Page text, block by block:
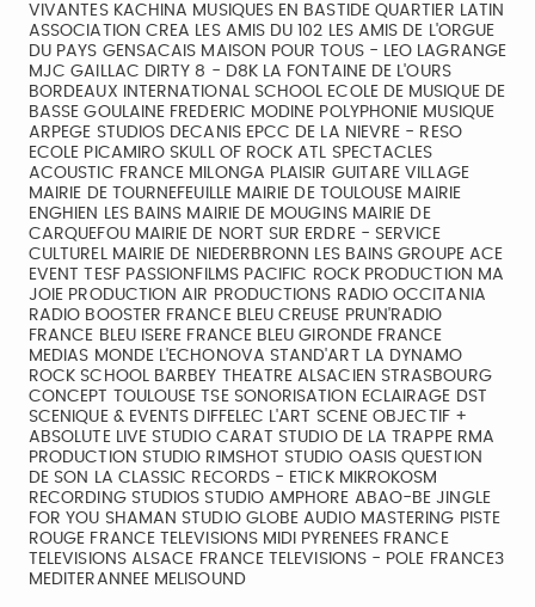
VIVANTES KACHINA MUSIQUES EN BASTIDE QUARTIER LATIN
ASSOCIATION CREA LES AMIS DU 102 LES AMIS DE L'ORGUE
DU PAYS GENSACAIS MAISON POUR TOUS - LEO LAGRANGE
MJC GAILLAC DIRTY 8 - D8K LA FONTAINE DE L'OURS
BORDEAUX INTERNATIONAL SCHOOL ECOLE DE MUSIQUE DE
BASSE GOULAINE FREDERIC MODINE POLYPHONIE MUSIQUE
ARPEGE STUDIOS DECANIS EPCC DE LA NIEVRE - RESO
ECOLE PICAMIRO SKULL OF ROCK ATL SPECTACLES
ACOUSTIC FRANCE MILONGA PLAISIR GUITARE VILLAGE
MAIRIE DE TOURNEFEUILLE MAIRIE DE TOULOUSE MAIRIE
ENGHIEN LES BAINS MAIRIE DE MOUGINS MAIRIE DE
CARQUEFOU MAIRIE DE NORT SUR ERDRE - SERVICE
CULTUREL MAIRIE DE NIEDERBRONN LES BAINS GROUPE ACE
EVENT TESF PASSIONFILMS PACIFIC ROCK PRODUCTION MA
JOIE PRODUCTION AIR PRODUCTIONS RADIO OCCITANIA
RADIO BOOSTER FRANCE BLEU CREUSE PRUN'RADIO
FRANCE BLEU ISERE FRANCE BLEU GIRONDE FRANCE
MEDIAS MONDE L'ECHONOVA STAND'ART LA DYNAMO
ROCK SCHOOL BARBEY THEATRE ALSACIEN STRASBOURG
CONCEPT TOULOUSE TSE SONORISATION ECLAIRAGE DST
SCENIQUE & EVENTS DIFFELEC L'ART SCENE OBJECTIF +
ABSOLUTE LIVE STUDIO CARAT STUDIO DE LA TRAPPE RMA
PRODUCTION STUDIO RIMSHOT STUDIO OASIS QUESTION
DE SON LA CLASSIC RECORDS - ETICK MIKROKOSM
RECORDING STUDIOS STUDIO AMPHORE ABAO-BE JINGLE
FOR YOU SHAMAN STUDIO GLOBE AUDIO MASTERING PISTE
ROUGE FRANCE TELEVISIONS MIDI PYRENEES FRANCE
TELEVISIONS ALSACE FRANCE TELEVISIONS - POLE FRANCE3
MEDITERANNEE MELISOUND